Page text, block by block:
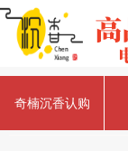
奇楠沉香认购